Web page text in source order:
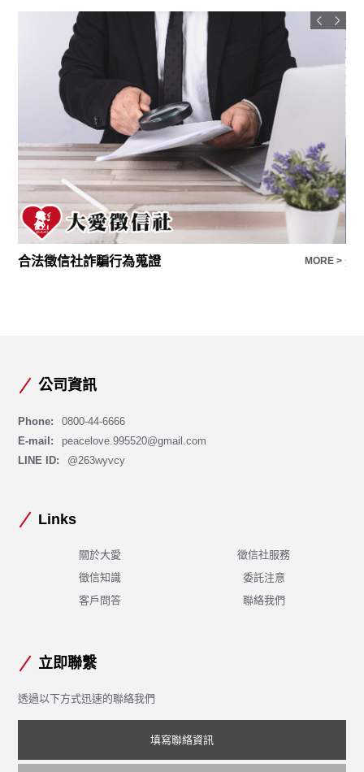
合法徵信社詐騙行為蒐證 MORE > 外
公司資訊
Phone:
0800-44-6666
E-mail:
peacelove.995520@gmail.com
LINE ID:
@263wyvcy
Links
關於大愛
徵信社服務
徵信知識
委託注意
客戶問答
聯絡我們
立即聯繫
透過以下方式迅速的聯絡我們
填寫聯絡資訊